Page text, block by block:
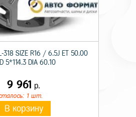
318 SIZE R16 / 6.5J ET 50.00
5*114.3 DIA 60.10
9 961 р.
1 шт.
В корзину